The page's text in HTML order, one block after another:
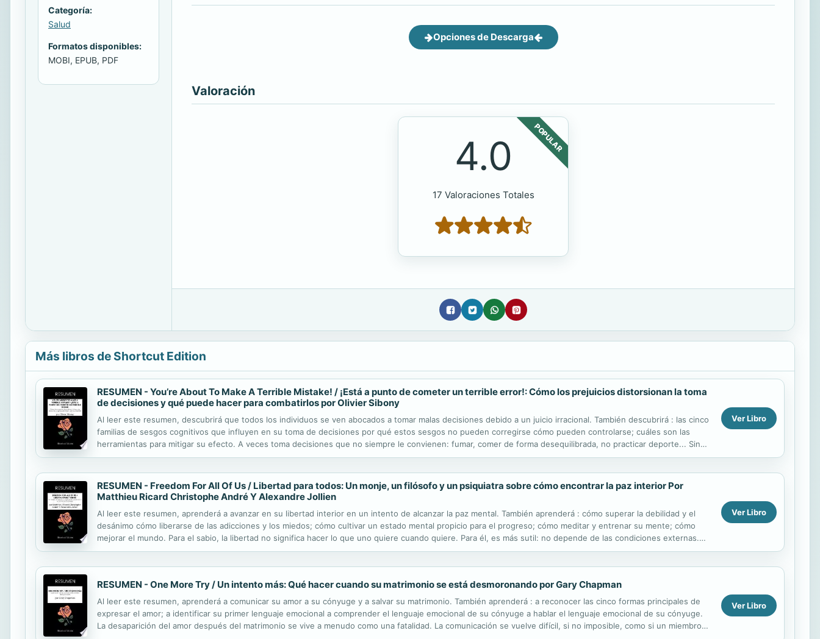
Categoría:
Salud
Formatos disponibles:
MOBI, EPUB, PDF
Opciones de Descarga
Valoración
POPULAR
4.0
17 Valoraciones Totales
Más libros de Shortcut Edition
RESUMEN - You’re About To Make A Terrible Mistake! / ¡Está a punto de cometer un terrible error!: Cómo los prejuicios distorsionan la toma
de decisiones y qué puede hacer para combatirlos por Olivier Sibony
Al leer este resumen, descubrirá que todos los individuos se ven abocados a tomar malas decisiones debido a un juicio irracional. También descubrirá : las cinco
familias de sesgos cognitivos que influyen en su toma de decisiones por qué estos sesgos no pueden corregirse cómo pueden controlarse; cuáles son las
herramientas para mitigar su efecto. A veces toma decisiones que no siempre le convienen: fumar, comer de forma desequilibrada, no practicar deporte... Sin
ser consciente de ello, sus acciones están influidas por muchos sesgos cognitivos. Obviamente, estas malas decisiones...
Ver Libro
RESUMEN - Freedom For All Of Us / Libertad para todos: Un monje, un filósofo y un psiquiatra sobre cómo encontrar la paz interior Por
Matthieu Ricard Christophe André Y Alexandre Jollien
Al leer este resumen, aprenderá a avanzar en su libertad interior en un intento de alcanzar la paz mental. También aprenderá : cómo superar la debilidad y el
desánimo cómo liberarse de las adicciones y los miedos; cómo cultivar un estado mental propicio para el progreso; cómo meditar y entrenar su mente; cómo
mejorar el mundo. Para el sabio, la libertad no significa hacer lo que uno quiere cuando quiere. Para él, es más sutil: no depende de las condiciones externas.
Desarrollar este estado mental es, por tanto, la base de la verdadera libertad. Es uno de los principales criterios...
Ver Libro
RESUMEN - One More Try / Un intento más: Qué hacer cuando su matrimonio se está desmoronando por Gary Chapman
Al leer este resumen, aprenderá a comunicar su amor a su cónyuge y a salvar su matrimonio. También aprenderá : a reconocer las cinco formas principales de
expresar el amor; a identificar su primer lenguaje emocional a comprender el lenguaje emocional de su cónyuge a hablar el lenguaje emocional de su cónyuge.
La desaparición del amor después del matrimonio se vive a menudo como una fatalidad. La comunicación se vuelve difícil, si no imposible, como si un miembro
Ver Libro